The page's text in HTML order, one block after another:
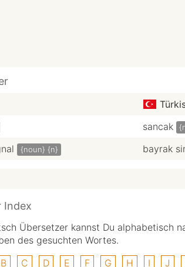
sancak
{noun} {n} bayrak
Index
Übersetzer kannst Du alphabetisch
des gesuchten Wortes.
B C D E F G H I J